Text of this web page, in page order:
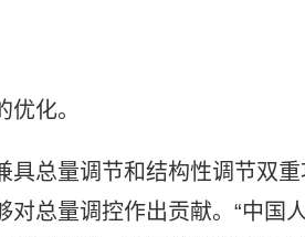
化。
具总量调节和结构性调节双重
总量调控作出贡献。“中国人